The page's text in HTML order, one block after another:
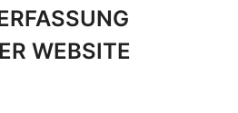
WEBSITE